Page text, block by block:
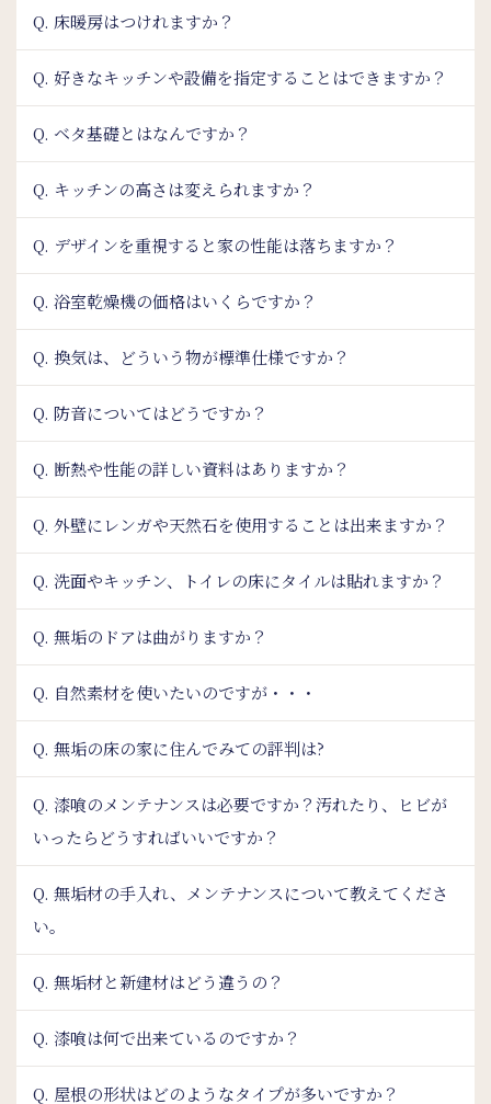
Q. 床暖房はつけれますか？
Q. 好きなキッチンや設備を指定することはできますか？
Q. ベタ基礎とはなんですか？
Q. キッチンの高さは変えられますか？
Q. デザインを重視すると家の性能は落ちますか？
Q. 浴室乾燥機の価格はいくらですか？
Q. 換気は、どういう物が標準仕様ですか？
Q. 防音についてはどうですか？
Q. 断熱や性能の詳しい資料はありますか？
Q. 外壁にレンガや天然石を使用することは出来ますか？
Q. 洗面やキッチン、トイレの床にタイルは貼れますか？
Q. 無垢のドアは曲がりますか？
Q. 自然素材を使いたいのですが・・・
Q. 無垢の床の家に住んでみての評判は?
Q. 漆喰のメンテナンスは必要ですか？汚れたり、ヒビが
いったらどうすればいいですか？
Q. 無垢材の手入れ、メンテナンスについて教えてくださ
い。
Q. 無垢材と新建材はどう違うの？
Q. 漆喰は何で出来ているのですか？
Q. 屋根の形状はどのようなタイプが多いですか？